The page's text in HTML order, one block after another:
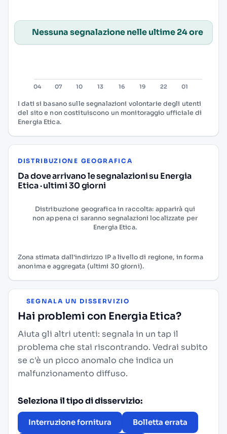
Nessuna segnalazione nelle ultime 24 ore
I dati si basano sulle segnalazioni volontarie degli utenti
del sito e non costituiscono un monitoraggio ufficiale di
Energia Etica.
DISTRIBUZIONE GEOGRAFICA
Da dove arrivano le segnalazioni su Energia
Etica · ultimi 30 giorni
Distribuzione geografica in raccolta: apparirà qui
non appena ci saranno segnalazioni localizzate per
Energia Etica.
Zona stimata dall'indirizzo IP a livello di regione, in forma
anonima e aggregata (ultimi 30 giorni).
SEGNALA UN DISSERVIZIO
Hai problemi con Energia Etica?
Aiuta gli altri utenti: segnala in un tap il
problema che stai riscontrando. Vedrai subito
se c'è un picco anomalo che indica un
malfunzionamento diffuso.
Seleziona il tipo di disservizio:
Interruzione fornitura Bolletta errata